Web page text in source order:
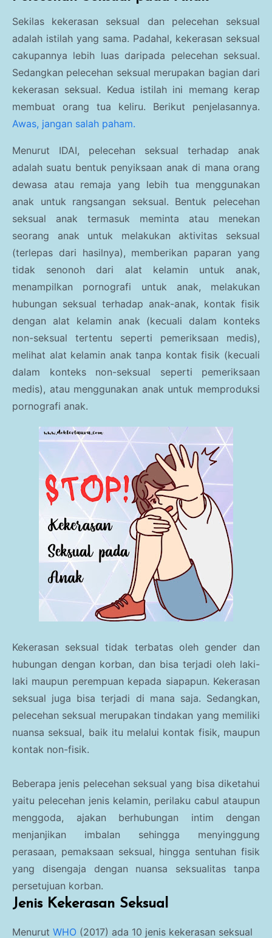
Sekilas kekerasan seksual dan pelecehan seksual
adalah istilah yang sama. Padahal, kekerasan seksual
cakupannya lebih luas daripada pelecehan seksual.
Sedangkan pelecehan seksual merupakan bagian dari
kekerasan seksual. Kedua istilah ini memang kerap
membuat orang tua keliru. Berikut penjelasannya.
Awas, jangan salah paham.
Menurut IDAI, pelecehan seksual terhadap anak
adalah suatu bentuk penyiksaan anak di mana orang
dewasa atau remaja yang lebih tua menggunakan
anak untuk rangsangan seksual. Bentuk pelecehan
seksual anak termasuk meminta atau menekan
seorang anak untuk melakukan aktivitas seksual
(terlepas dari hasilnya), memberikan paparan yang
tidak senonoh dari alat kelamin untuk anak,
menampilkan pornografi untuk anak, melakukan
hubungan seksual terhadap anak-anak, kontak fisik
dengan alat kelamin anak (kecuali dalam konteks
non-seksual tertentu seperti pemeriksaan medis),
melihat alat kelamin anak tanpa kontak fisik (kecuali
dalam konteks non-seksual seperti pemeriksaan
medis), atau menggunakan anak untuk memproduksi
pornografi anak.
Kekerasan seksual tidak terbatas oleh gender dan
hubungan dengan korban, dan bisa terjadi oleh laki-
laki maupun perempuan kepada siapapun. Kekerasan
seksual juga bisa terjadi di mana saja. Sedangkan,
pelecehan seksual merupakan tindakan yang memiliki
nuansa seksual, baik itu melalui kontak fisik, maupun
kontak non-fisik.
Beberapa jenis pelecehan seksual yang bisa diketahui
yaitu pelecehan jenis kelamin, perilaku cabul ataupun
menggoda, ajakan berhubungan intim dengan
menjanjikan imbalan sehingga menyinggung
perasaan, pemaksaan seksual, hingga sentuhan fisik
yang disengaja dengan nuansa seksualitas tanpa
persetujuan korban.
Jenis Kekerasan Seksual
Menurut WHO (2017) ada 10 jenis kekerasan seksual